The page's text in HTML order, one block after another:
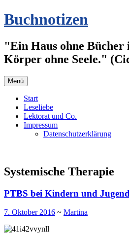
Zum
Inhalt
Buchnotizen
"Ein Haus ohne Bücher
Körper ohne Seele."
Menü
Start
Leseliebe
Lektorat und Co.
Impressum
Datenschutzerklärung
Systemische Therapie
PTBS bei Kindern und
7. Oktober 2016 ~ Martina